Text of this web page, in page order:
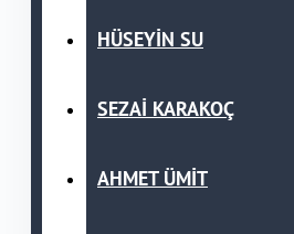
HÜSEYİN SU
SEZAİ KARAKOÇ
AHMET ÜMİT